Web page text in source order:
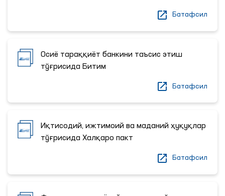
Батафсил
Осиё тараққиёт банкини таъсис этиш
тўғрисида Битим
Батафсил
Иқтисодий, ижтимоий ва маданий ҳуқуқлар
тўғрисида Халқаро пакт
Батафсил